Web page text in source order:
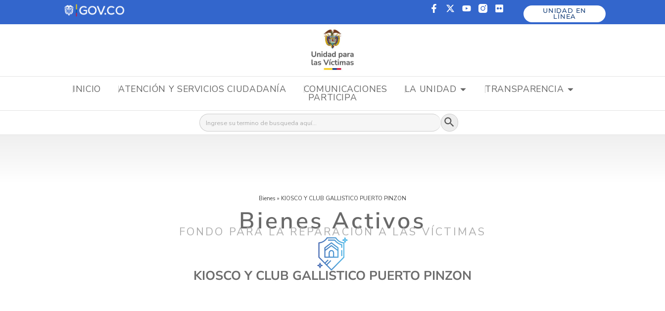
UNIDAD EN
LÍNEA
INICIO ATENCIÓN Y SERVICIOS CIUDADANÍA COMUNICACIONES LA UNIDAD TRANSPARENCIA
PARTICIPA
Buscar: Botón de búsqueda
Bienes » KIOSCO Y CLUB GALLISTICO PUERTO PINZON
Bienes Activos
FONDO PARA LA REPARACIÓN A LAS VÍCTIMAS
KIOSCO Y CLUB GALLISTICO PUERTO PINZON